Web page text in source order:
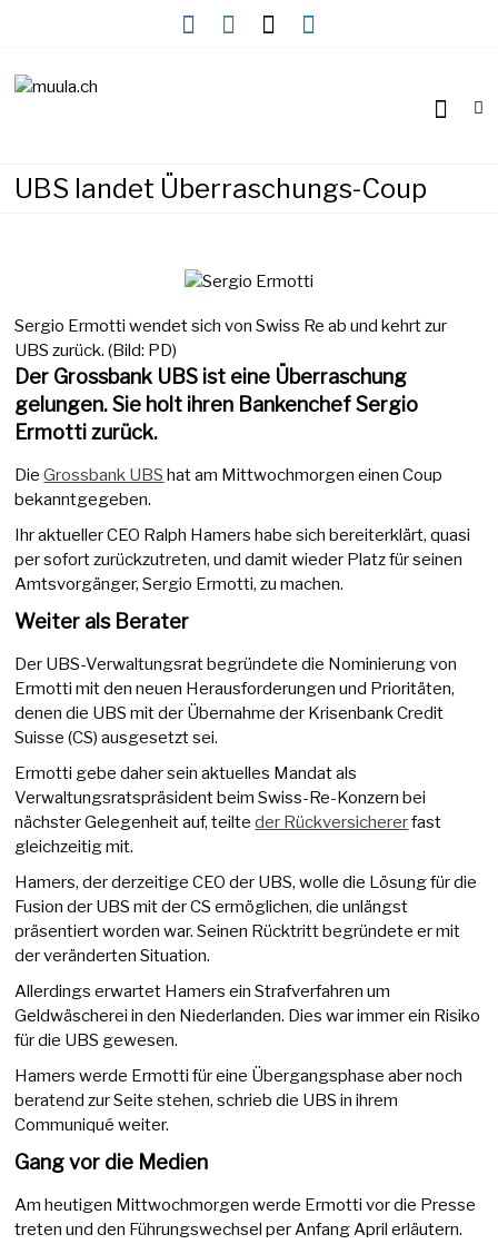
UBS landet Überraschungs-Coup
Sergio Ermotti wendet sich von Swiss Re ab und kehrt zur
UBS zurück. (Bild: PD)
Der Grossbank UBS ist eine Überraschung
gelungen. Sie holt ihren Bankenchef Sergio
Ermotti zurück.
DieGrossbank UBS hat am Mittwochmorgen einen Coup
bekanntgegeben.
Ihr aktueller CEO Ralph Hamers habe sich bereiterklärt, quasi
per sofort zurückzutreten, und damit wieder Platz für seinen
Amtsvorgänger, Sergio Ermotti, zu machen.
Weiter als Berater
Der UBS-Verwaltungsrat begründete die Nominierung von
Ermotti mit den neuen Herausforderungen und Prioritäten,
denen die UBS mit der Übernahme der Krisenbank Credit
Suisse (CS) ausgesetzt sei.
Ermotti gebe daher sein aktuelles Mandat als
Verwaltungsratspräsident beim Swiss-Re-Konzern bei
nächster Gelegenheit auf, teilteder Rückversichererfast
gleichzeitig mit.
Hamers, der derzeitige CEO der UBS, wolle die Lösung für die
Fusion der UBS mit der CS ermöglichen, die unlängst
präsentiert worden war. Seinen Rücktritt begründete er mit
der veränderten Situation.
Allerdings erwartet Hamers ein Strafverfahren um
Geldwäscherei in den Niederlanden. Dies war immer ein Risiko
für die UBS gewesen.
Hamers werde Ermotti für eine Übergangsphase aber noch
beratend zur Seite stehen, schrieb die UBS in ihrem
Communiqué weiter.
Gang vor die Medien
Am heutigen Mittwochmorgen werde Ermotti vor die Presse
treten und den Führungswechsel per Anfang April erläutern.